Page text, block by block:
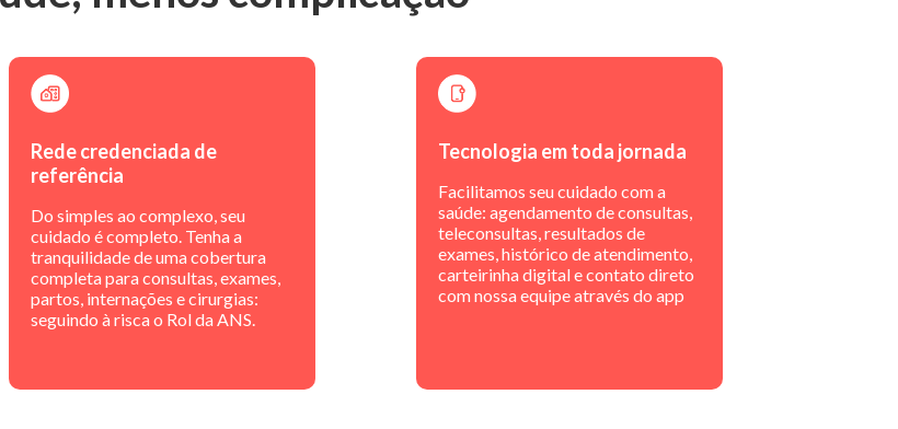
Rede credenciada de
referência
Do simples ao complexo, seu
cuidado é completo. Tenha a
tranquilidade de uma cobertura
completa para consultas, exames,
partos, internações e cirurgias:
seguindo à risca o Rol da ANS.
Tecnologia em toda jornada
Facilitamos seu cuidado com a
saúde: agendamento de consultas,
teleconsultas, resultados de
exames, histórico de atendimento,
carteirinha digital e contato direto
com nossa equipe através do app